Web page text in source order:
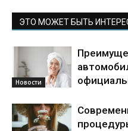
ЭТО МОЖЕТ БЫТЬ
Новости